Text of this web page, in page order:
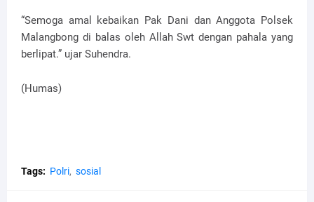
“Semoga amal kebaikan Pak Dani dan Anggota Polsek
Malangbong di balas oleh Allah Swt dengan pahala yang
berlipat.” ujar Suhendra.
(Humas)
Tags: Polri sosial